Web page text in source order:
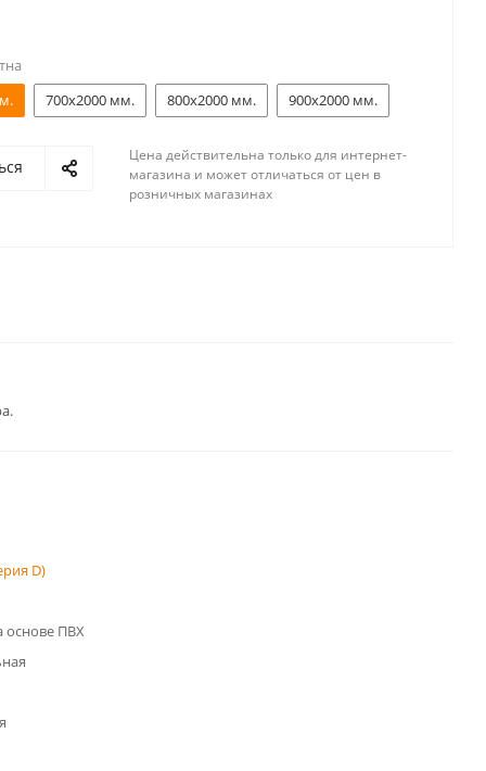
700x2000 мм. 800x2000 мм. 900x2000 мм.
Цена действительна только для интернет-
магазина и может отличаться от цен в
розничных магазинах
D)
основе ПВХ